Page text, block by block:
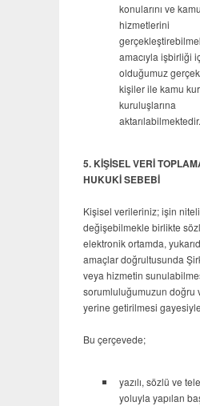
konularını ve kamu
hizmetlerini
amacıyla işbirliği
olduğumuz
kişiler ile kamu
kuruluşlarına
aktarılabilmektedir.
5. KİŞİSEL VERİ
HUKUKİ SEBEBİ
Kişisel verileriniz; işin
değişebilmekle birlikte
elektronik ortamda,
amaçlar doğrultusunda
veya hizmetin
sorumluluğumuzun doğru
yerine getirilmesi
Bu çerçevede;
yazılı, sözlü ve
yoluyla yapılan